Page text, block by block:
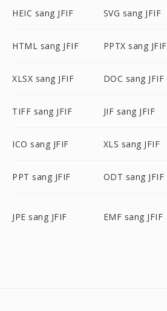
HEIC sang JFIF SVG sang JFIF
HTML sang JFIF PPTX sang JFIF
XLSX sang JFIF DOC sang JFIF
TIFF sang JFIF JIF sang JFIF
ICO sang JFIF XLS sang JFIF
PPT sang JFIF ODT sang JFIF
JPE sang JFIF EMF sang JFIF